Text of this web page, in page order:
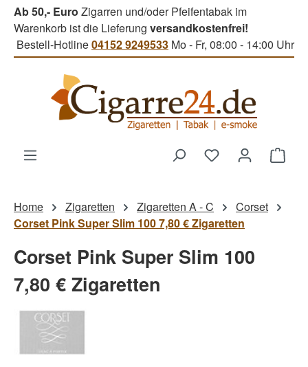
Zum Hauptinhalt springen
Ab 50,- Euro Zigarren und/oder Pfeifentabak im
Warenkorb ist die Lieferung versandkostenfrei!
Bestell-Hotline04152 9249533 Mo - Fr, 08:00 - 14:00 Uhr
Du hast 0
Home Zigaretten Zigaretten A - C
Corset
Corset Pink Super Slim 100 7,80 € Zigaretten
Corset Pink Super Slim 100
7,80 € Zigaretten